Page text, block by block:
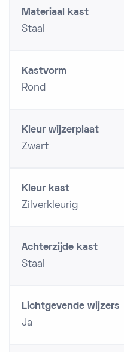
Materiaal kast
Staal
Kastvorm
Rond
Kleur wijzerplaat
Zwart
Kleur kast
Zilverkleurig
Achterzijde kast
Staal
Lichtgevende wijzers
Ja